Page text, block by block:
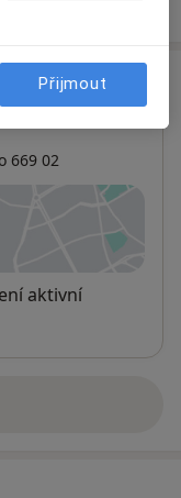
669 02
v nové záložce
aktivní
Přijmout